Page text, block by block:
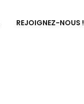
REJOIGNEZ-NOUS !